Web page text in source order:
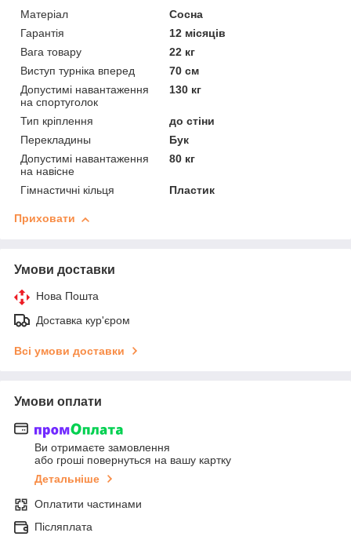
Матеріал
Сосна
Гарантія
12 місяців
Вага товару
22 кг
Виступ турніка вперед
70 см
Допустимі навантаження
на спортуголок
130 кг
Тип кріплення
до стіни
Перекладины
Бук
Допустимі навантаження
на навісне
80 кг
Гімнастичні кільця Пластик
Приховати
Умови доставки
Нова Пошта
Доставка кур'єром
Всі умови доставки
Умови оплати
Ви отримаєте замовлення
або гроші повернуться на вашу картку
Детальніше
Оплатити частинами
Післяплата